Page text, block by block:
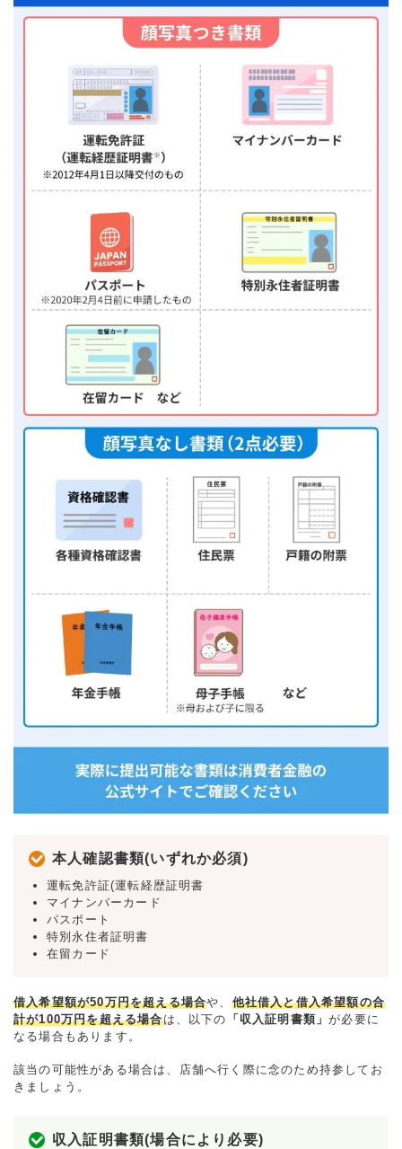
本人確認書類(いずれか必須)
運転免許証(運転経歴証明書
マイナンバーカード
パスポート
特別永住者証明書
在留カード
借入希望額が50万円を超える場合や、 他社借入と借入希望額の合
計が100万円を超える場合は、以下の 「収入証明書類」が必要に
なる場合もあります。
該当の可能性がある場合は、店舗へ行く際に念のため持参してお
きましょう。
収入証明書類(場合により必要)